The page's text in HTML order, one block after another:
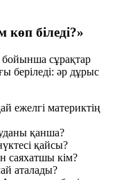
біледі?»
сұрақтар
беріледі: әр дұрыс
ежелгі материктің
қанша?
қайсы?
саяхатшы кім?
аталады?